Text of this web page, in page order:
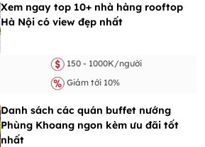
Xem ngay top 10+ nhà hàng rooftop
Hà Nội có view đẹp nhất
150 - 1000K/người
Giảm tới 10%
Danh sách các quán buffet nướng
Phùng Khoang ngon kèm ưu đãi tốt
nhất